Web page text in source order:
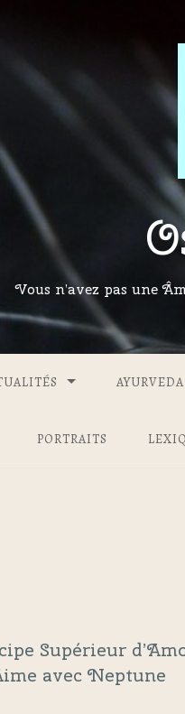
Vous n’avez pas une
AYURVEDA
PORTRAITS
Supérieur
avec Neptune